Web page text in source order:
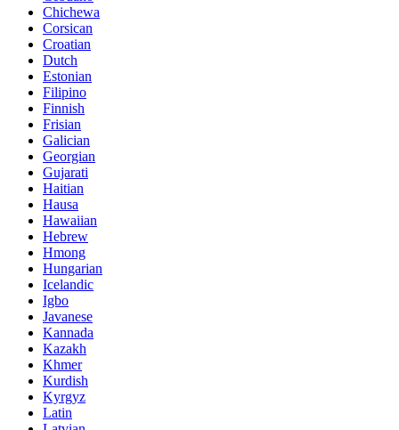
Chichewa
Corsican
Croatian
Dutch
Estonian
Filipino
Finnish
Frisian
Galician
Georgian
Gujarati
Haitian
Hausa
Hawaiian
Hebrew
Hmong
Hungarian
Icelandic
Igbo
Javanese
Kannada
Kazakh
Khmer
Kurdish
Kyrgyz
Latin